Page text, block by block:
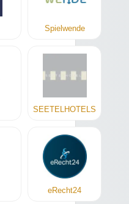
Spielwende
SEETELHOTELS
eRecht24